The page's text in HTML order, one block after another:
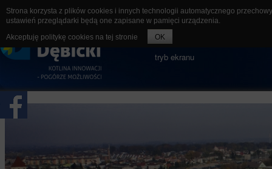
rozmiar czcionki
tryb ekranu
Strona korzysta z plików cookies i innych technologii automatycznego
ustawień przeglądarki będą one zapisane w pamięci urządzenia.
Akceptuję politykę cookies na tej stronie
OK